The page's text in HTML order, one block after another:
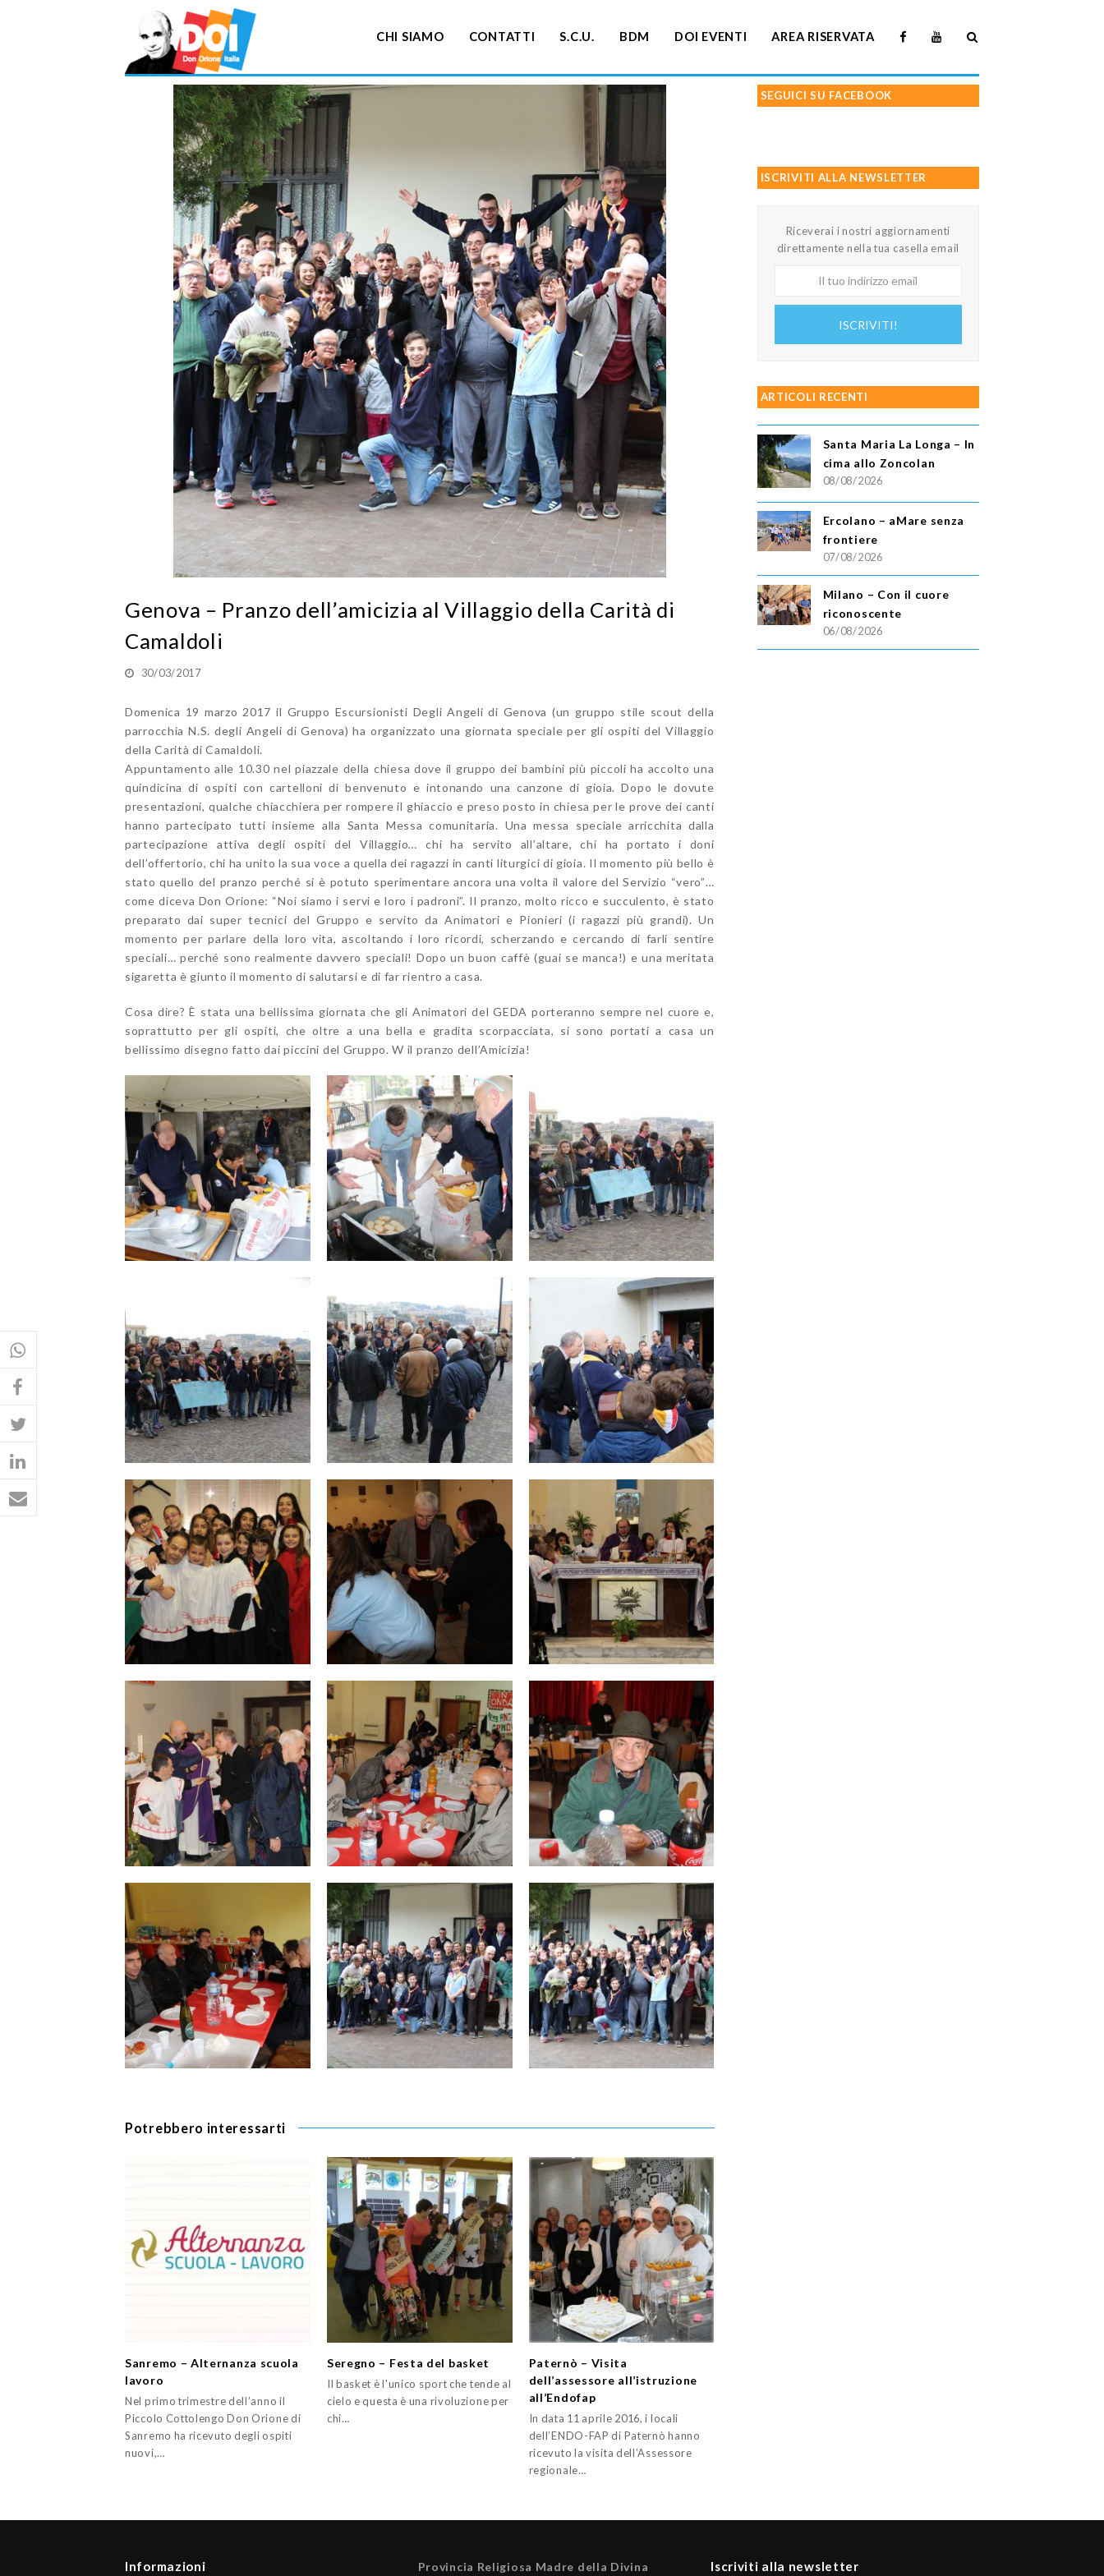
CHI SIAMO CONTATTI S.C.U. BDM DOI EVENTI AREA RISERVATA
Genova – Pranzo dell’amicizia al Villaggio della Carità di
Camaldoli
30/03/2017
Domenica 19 marzo 2017 il Gruppo Escursionisti Degli Angeli di Genova (un gruppo stile scout della
parrocchia N.S. degli Angeli di Genova) ha organizzato una giornata speciale per gli ospiti del Villaggio
della Carità di Camaldoli.
Appuntamento alle 10.30 nel piazzale della chiesa dove il gruppo dei bambini più piccoli ha accolto una
quindicina di ospiti con cartelloni di benvenuto e intonando una canzone di gioia. Dopo le dovute
presentazioni, qualche chiacchiera per rompere il ghiaccio e preso posto in chiesa per le prove dei canti
hanno partecipato tutti insieme alla Santa Messa comunitaria. Una messa speciale arricchita dalla
partecipazione attiva degli ospiti del Villaggio… chi ha servito all’altare, chi ha portato i doni
dell’offertorio, chi ha unito la sua voce a quella dei ragazzi in canti liturgici di gioia. Il momento più bello è
stato quello del pranzo perché si è potuto sperimentare ancora una volta il valore del Servizio “vero”…
come diceva Don Orione: “Noi siamo i servi e loro i padroni”. Il pranzo, molto ricco e succulento, è stato
preparato dai super tecnici del Gruppo e servito da Animatori e Pionieri (i ragazzi più grandi). Un
momento per parlare della loro vita, ascoltando i loro ricordi, scherzando e cercando di farli sentire
speciali… perché sono realmente davvero speciali! Dopo un buon caffè (guai se manca!) e una meritata
sigaretta è giunto il momento di salutarsi e di far rientro a casa.
Cosa dire? È stata una bellissima giornata che gli Animatori del GEDA porteranno sempre nel cuore e,
soprattutto per gli ospiti, che oltre a una bella e gradita scorpacciata, si sono portati a casa un
bellissimo disegno fatto dai piccini del Gruppo. W il pranzo dell’Amicizia!
Potrebbero interessarti
Sanremo – Alternanza scuola
lavoro
Nel primo trimestre dell’anno il
Piccolo Cottolengo Don Orione di
Sanremo ha ricevuto degli ospiti
nuovi,…
Seregno – Festa del basket
Il basket è l'unico sport che tende al
cielo e questa è una rivoluzione per
chi…
Paternò – Visita
dell’assessore all’istruzione
all’Endofap
In data 11 aprile 2016, i locali
dell’ENDO-FAP di Paternò hanno
ricevuto la visita dell’Assessore
regionale…
SEGUICI SU FACEBOOK
ISCRIVITI ALLA NEWSLETTER
Riceverai i nostri aggiornamenti
direttamente nella tua casella email
ISCRIVITI!
ARTICOLI RECENTI
Santa Maria La Longa – In
cima allo Zoncolan
08/08/2026
Ercolano – aMare senza
frontiere
07/08/2026
Milano – Con il cuore
riconoscente
06/08/2026
Informazioni Provincia Religiosa Madre della Divina Iscriviti alla newsletter